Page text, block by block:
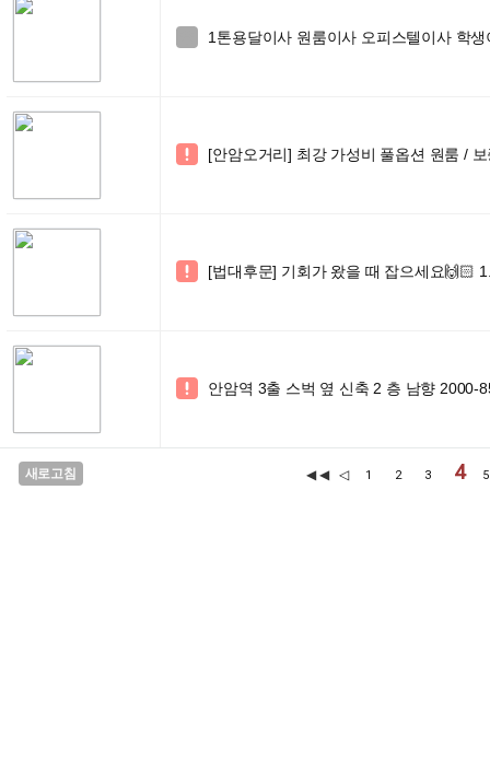
1톤용달이사 원룸이사 오피스텔이사 학
 [안암오거리] 최강 가성비 풀옵션 원룸 /
 [법대후문] 기회가 왔을 때 잡으세요🙌🏻
 안암역 3출 스벅 옆 신축 2 층 남향 2000-
새로고침 ◀◀ ◁ 1 2 3 4